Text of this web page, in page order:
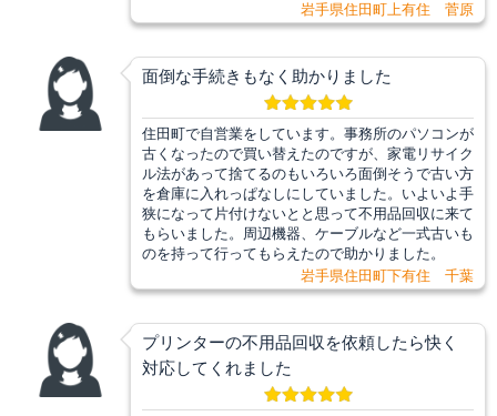
岩手県住田町上有住 菅原
面倒な手続きもなく助かりました
住田町で自営業をしています。事務所のパソコンが
古くなったので買い替えたのですが、家電リサイク
ル法があって捨てるのもいろいろ面倒そうで古い方
を倉庫に入れっぱなしにしていました。いよいよ手
狭になって片付けないとと思って不用品回収に来て
もらいました。周辺機器、ケーブルなど一式古いも
のを持って行ってもらえたので助かりました。
岩手県住田町下有住 千葉
プリンターの不用品回収を依頼したら快く
対応してくれました